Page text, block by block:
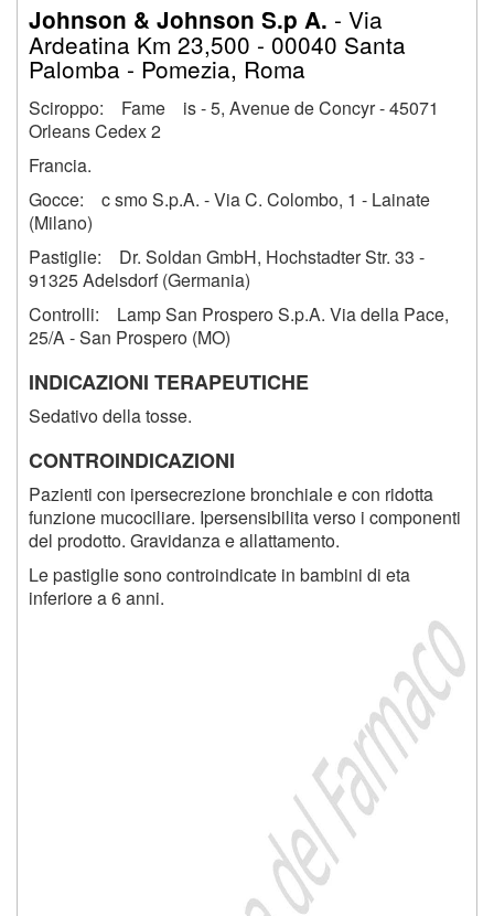
Johnson & Johnson S.p A. - Via
Ardeatina Km 23,500 - 00040 Santa
Palomba - Pomezia, Roma
Sciroppo: Fame is - 5, Avenue de Concyr - 45071
Orleans Cedex 2
Francia.
Gocce: c smo S.p.A. - Via C. Colombo, 1 - Lainate
(Milano)
Pastiglie: Dr. Soldan GmbH, Hochstadter Str. 33 -
91325 Adelsdorf (Germania)
Controlli: Lamp San Prospero S.p.A. Via della Pace,
25/A - San Prospero (MO)
INDICAZIONI TERAPEUTICHE
Sedativo della tosse.
CONTROINDICAZIONI
Pazienti con ipersecrezione bronchiale e con ridotta
funzione mucociliare. Ipersensibilita verso i componenti
del prodotto. Gravidanza e allattamento.
Le pastiglie sono controindicate in bambini di eta
inferiore a 6 anni.